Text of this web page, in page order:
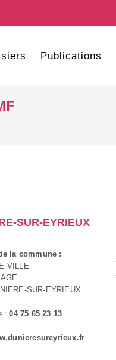
Publications
SUR-EYRIEUX
la commune :
VILLE
SUR-EYRIEUX
:04 75 65 23 13